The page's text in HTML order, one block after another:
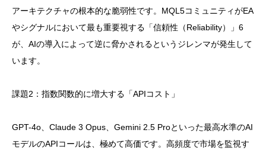
アーキテクチャの根本的な脆弱性です。MQL5コミュニティがEA
やシグナルにおいて最も重要視する「信頼性（Reliability）」6
が、AIの導入によって逆に脅かされるというジレンマが発生して
います。
課題2：指数関数的に増大する「APIコスト」
GPT-4o、Claude 3 Opus、Gemini 2.5 Proといった最高水準のAI
モデルのAPIコールは、極めて高価です。高頻度で市場を監視す